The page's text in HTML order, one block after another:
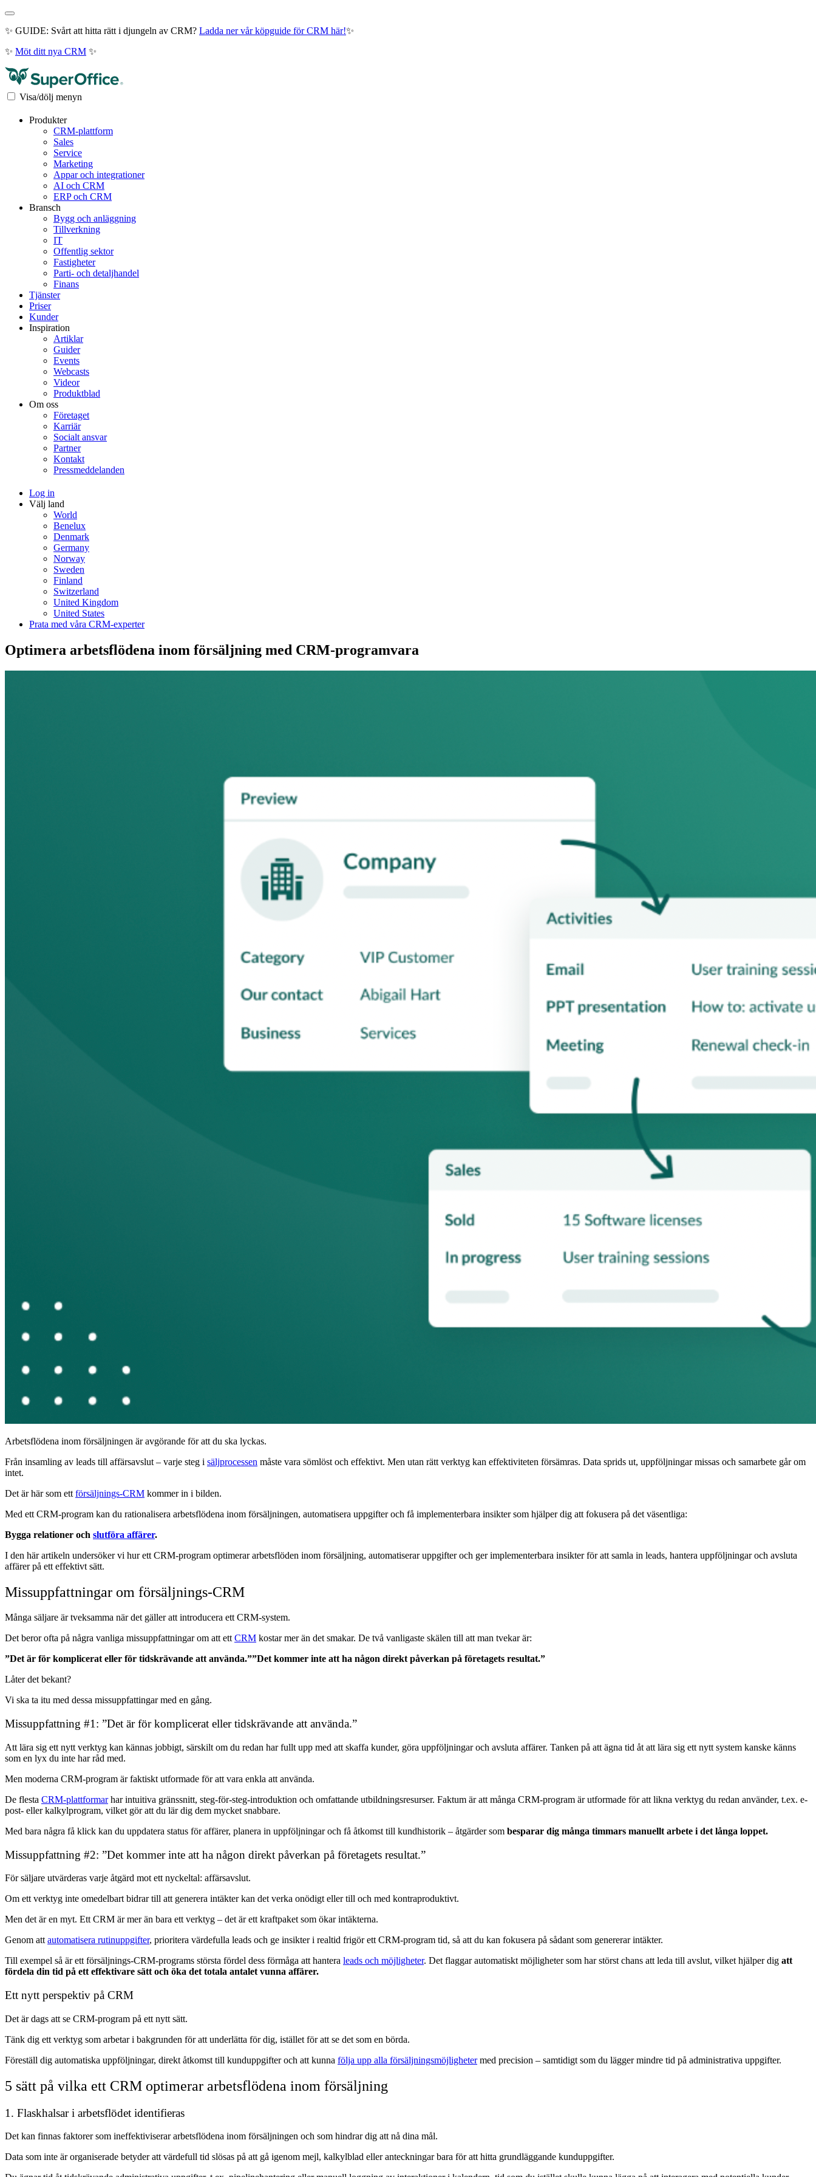
✨ GUIDE: Svårt att hitta rätt i djungeln av CRM? Ladda ner vår köpguide för CRM här!✨
✨ Möt ditt nya CRM ✨
Visa/dölj menyn
Produkter
CRM-plattform
Sales
Service
Marketing
Appar och integrationer
AI och CRM
ERP och CRM
Bransch
Bygg och anläggning
Tillverkning
IT
Offentlig sektor
Fastigheter
Parti- och detaljhandel
Finans
Tjänster
Priser
Kunder
Inspiration
Artiklar
Guider
Events
Webcasts
Videor
Produktblad
Om oss
Företaget
Karriär
Socialt ansvar
Partner
Kontakt
Pressmeddelanden
Log in
Välj land
World
Benelux
Denmark
Germany
Norway
Sweden
Finland
Switzerland
United Kingdom
United States
Prata med våra CRM-experter
Optimera arbetsflödena inom försäljning med CRM-programvara
Arbetsflödena inom försäljningen är avgörande för att du ska lyckas.
Från insamling av leads till affärsavslut – varje steg i säljprocessen måste vara sömlöst och effektivt. Men utan rätt verktyg kan effektiviteten försämras. Data sprids ut, uppföljningar missas och samarbete går om
intet.
Det är här som ett försäljnings-CRM kommer in i bilden.
Med ett CRM-program kan du rationalisera arbetsflödena inom försäljningen, automatisera uppgifter och få implementerbara insikter som hjälper dig att fokusera på det väsentliga:
Bygga relationer och slutföra affärer.
I den här artikeln undersöker vi hur ett CRM-program optimerar arbetsflöden inom försäljning, automatiserar uppgifter och ger implementerbara insikter för att samla in leads, hantera uppföljningar och avsluta
affärer på ett effektivt sätt.
Missuppfattningar om försäljnings-CRM
Många säljare är tveksamma när det gäller att introducera ett CRM-system.
Det beror ofta på några vanliga missuppfattningar om att ettCRM kostar mer än det smakar. De två vanligaste skälen till att man tvekar är:
”Det är för komplicerat eller för tidskrävande att använda.””Det kommer inte att ha någon direkt påverkan på företagets resultat.”
Låter det bekant?
Vi ska ta itu med dessa missuppfattingar med en gång.
Missuppfattning #1: ”Det är för komplicerat eller tidskrävande att använda.”
Att lära sig ett nytt verktyg kan kännas jobbigt, särskilt om du redan har fullt upp med att skaffa kunder, göra uppföljningar och avsluta affärer. Tanken på att ägna tid åt att lära sig ett nytt system kanske känns
som en lyx du inte har råd med.
Men moderna CRM-program är faktiskt utformade för att vara enkla att använda.
De flesta CRM-plattformarhar intuitiva gränssnitt, steg-för-steg-introduktion och omfattande utbildningsresurser. Faktum är att många CRM-program är utformade för att likna verktyg du redan använder, t.ex. e-
post- eller kalkylprogram, vilket gör att du lär dig dem mycket snabbare.
Med bara några få klick kan du uppdatera status för affärer, planera in uppföljningar och få åtkomst till kundhistorik – åtgärder som besparar dig många timmars manuellt arbete i det långa loppet.
Missuppfattning #2: ”Det kommer inte att ha någon direkt påverkan på företagets resultat.”
För säljare utvärderas varje åtgärd mot ett nyckeltal: affärsavslut.
Om ett verktyg inte omedelbart bidrar till att generera intäkter kan det verka onödigt eller till och med kontraproduktivt.
Men det är en myt. Ett CRM är mer än bara ett verktyg – det är ett kraftpaket som ökar intäkterna.
Genom att automatisera rutinuppgifter, prioritera värdefulla leads och ge insikter i realtid frigör ett CRM-program tid, så att du kan fokusera på sådant som genererar intäkter.
Till exempel så är ett försäljnings-CRM-programs största fördel dess förmåga att hantera leads och möjligheter. Det flaggar automatiskt möjligheter som har störst chans att leda till avslut, vilket hjälper dig att
fördela din tid på ett effektivare sätt och öka det totala antalet vunna affärer.
Ett nytt perspektiv på CRM
Det är dags att se CRM-program på ett nytt sätt.
Tänk dig ett verktyg som arbetar i bakgrunden för att underlätta för dig, istället för att se det som en börda.
Föreställ dig automatiska uppföljningar, direkt åtkomst till kunduppgifter och att kunna följa upp alla försäljningsmöjlighetermed precision – samtidigt som du lägger mindre tid på administrativa uppgifter.
5 sätt på vilka ett CRM optimerar arbetsflödena inom försäljning
1. Flaskhalsar i arbetsflödet identifieras
Det kan finnas faktorer som ineffektiviserar arbetsflödena inom försäljningen och som hindrar dig att nå dina mål.
Data som inte är organiserade betyder att värdefull tid slösas på att gå igenom mejl, kalkylblad eller anteckningar bara för att hitta grundläggande kunduppgifter.